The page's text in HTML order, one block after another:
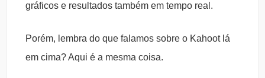
gráficos e resultados também em tempo real.
Porém, lembra do que falamos sobre o Kahoot lá
em cima? Aqui é a mesma coisa.